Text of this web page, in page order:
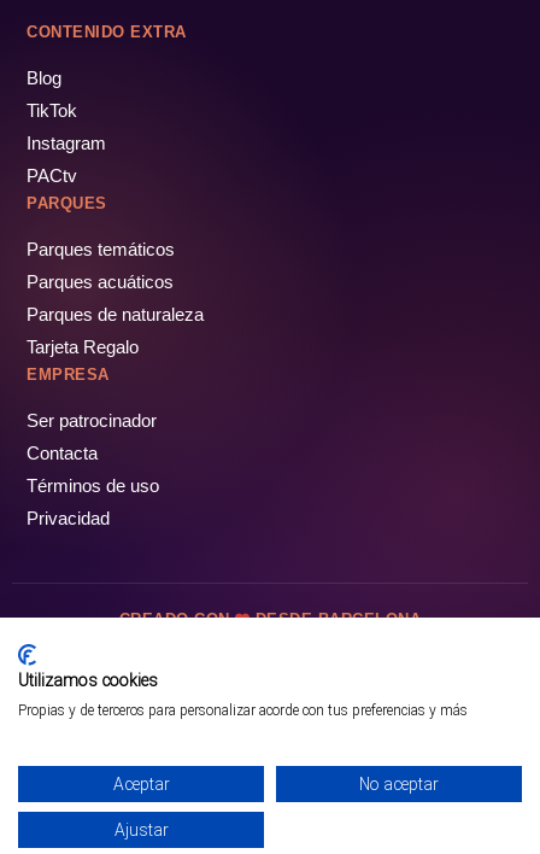
¡PÁSALO!
CONTENIDO EXTRA
Blog
TikTok
Instagram
PACtv
PARQUES
Parques temáticos
Parques acuáticos
Parques de naturaleza
Tarjeta Regalo
EMPRESA
Ser patrocinador
Contacta
Términos de uso
Privacidad
CREADO CON DESDE BARCELONA
Utilizamos cookies
Propias y de terceros para personalizar acorde con tus preferencias y más
Aceptar No aceptar
Ajustar